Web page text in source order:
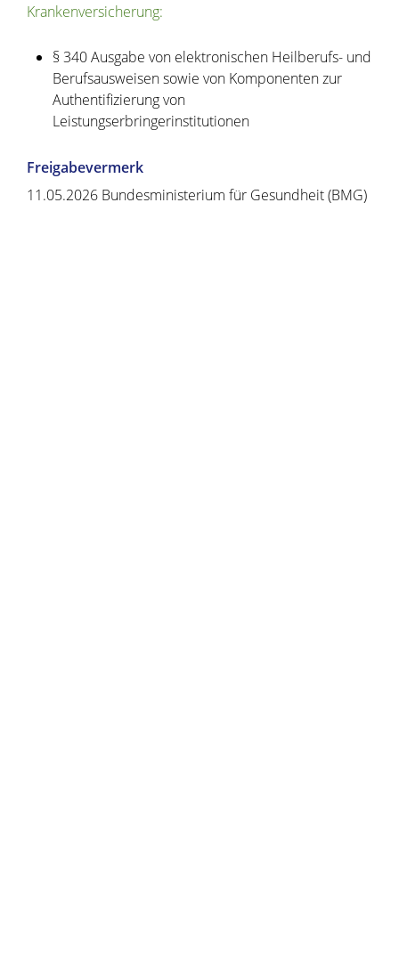
Krankenversicherung:
§ 340 Ausgabe von elektronischen Heilberufs- und
Berufsausweisen sowie von Komponenten zur
Authentifizierung von
Leistungserbringerinstitutionen
Freigabevermerk
11.05.2026 Bundesministerium für Gesundheit (BMG)